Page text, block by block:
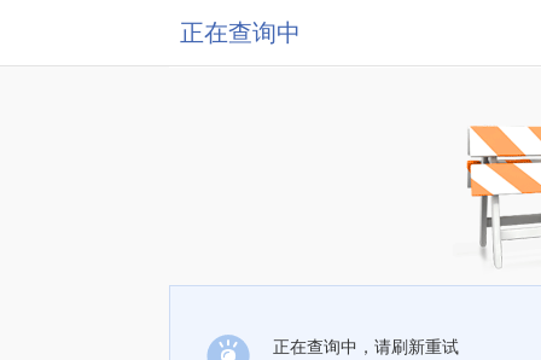
正在查询中
正在查询中，请刷新重试